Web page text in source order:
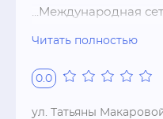
...Международная
...Маленькие группы
...Безопасное
...Место, где
Читать полностью
0.0
ул. Татьяны